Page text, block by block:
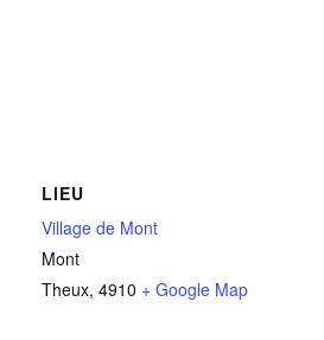
LIEU
Village de Mont
Mont
Theux, 4910 + Google Map